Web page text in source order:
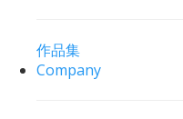
作品集
Company